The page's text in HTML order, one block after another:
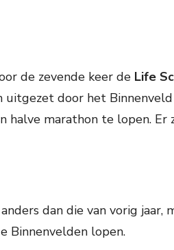
de zevende keer de Life
uitgezet door het
halve marathon te lopen. Er
dan die van vorig jaar,
Binnenvelden lopen.